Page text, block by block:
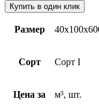
Купить в один клик
Размер
Сорт Сорт I
Цена за м³, шт.